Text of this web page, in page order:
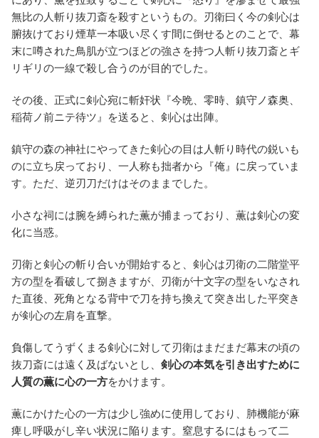
無比の人斬り抜刀斎を殺すというもの。刃衛曰く今の剣心は
腑抜けており煙草一本吸い尽くす間に倒せるとのことで、幕
末に噂された鳥肌が立つほどの強さを持つ人斬り抜刀斎とギ
リギリの一線で殺し合うのが目的でした。
その後、正式に剣心宛に斬奸状『今晩、零時、鎮守ノ森奥、
稲荷ノ前ニテ待ツ』を送ると、剣心は出陣。
鎮守の森の神社にやってきた剣心の目は人斬り時代の鋭いも
のに立ち戻っており、一人称も拙者から『俺』に戻っていま
す。ただ、逆刃刀だけはそのままでした。
小さな祠には腕を縛られた薫が捕まっており、薫は剣心の変
化に当惑。
刃衛と剣心の斬り合いが開始すると、剣心は刃衛の二階堂平
方の型を看破して捌きますが、刃衛が十文字の型をいなされ
た直後、死角となる背中で刀を持ち換えて突き出した平突き
が剣心の左肩を直撃。
負傷してうずくまる剣心に対して刃衛はまだまだ幕末の頃の
抜刀斎には遠く及ばないとし、 剣心の本気を引き出すために
人質の薫に心の一方をかけます。
薫にかけた心の一方は少し強めに使用しており、肺機能が麻
痺し呼吸がし辛い状況に陥ります。窒息するにはもって二